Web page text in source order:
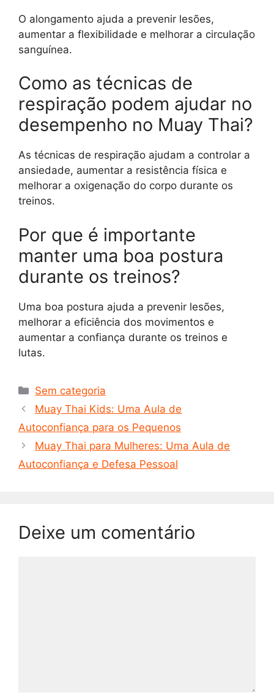
O alongamento ajuda a prevenir lesões,
aumentar a flexibilidade e melhorar a circulação
sanguínea.
Como as técnicas de
respiração podem ajudar no
desempenho no Muay Thai?
As técnicas de respiração ajudam a controlar a
ansiedade, aumentar a resistência física e
melhorar a oxigenação do corpo durante os
treinos.
Por que é importante
manter uma boa postura
durante os treinos?
Uma boa postura ajuda a prevenir lesões,
melhorar a eficiência dos movimentos e
aumentar a confiança durante os treinos e
lutas.
Categorias
Sem categoria
Muay Thai Kids: Uma Aula de
Autoconfiança para os Pequenos
Muay Thai para Mulheres: Uma Aula de
Autoconfiança e Defesa Pessoal
Deixe um comentário